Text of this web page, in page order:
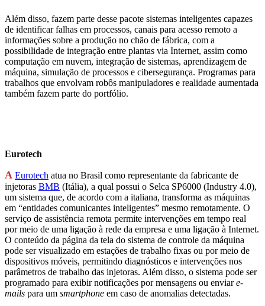
Além disso, fazem parte desse pacote sistemas inteligentes capazes
de identificar falhas em processos, canais para acesso remoto a
informações sobre a produção no chão de fábrica, com a
possibilidade de integração entre plantas via Internet, assim como
computação em nuvem, integração de sistemas, aprendizagem de
máquina, simulação de processos e cibersegurança. Programas para
trabalhos que envolvam robôs manipuladores e realidade aumentada
também fazem parte do portfólio.
Eurotech
A Eurotech atua no Brasil como representante da fabricante de
injetoras BMB (Itália), a qual possui o Selca SP6000 (Industry 4.0),
um sistema que, de acordo com a italiana, transforma as máquinas
em “entidades comunicantes inteligentes” mesmo remotamente. O
serviço de assistência remota permite intervenções em tempo real
por meio de uma ligação à rede da empresa e uma ligação à Internet.
O conteúdo da página da tela do sistema de controle da máquina
pode ser visualizado em estações de trabalho fixas ou por meio de
dispositivos móveis, permitindo diagnósticos e intervenções nos
parâmetros de trabalho das injetoras. Além disso, o sistema pode ser
programado para exibir notificações por mensagens ou enviare-
mails para um smartphone em caso de anomalias detectadas.